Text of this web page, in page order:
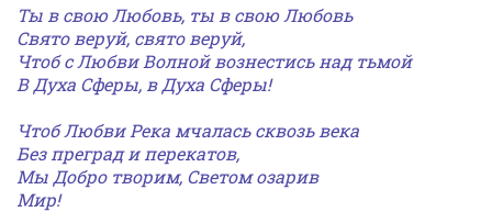
Ты в свою Любовь, ты в свою Любовь
Свято веруй, свято веруй,
Чтоб с Любви Волной вознестись над тьмой
В Духа Сферы, в Духа Сферы!
Чтоб Любви Река мчалась сквозь века
Без преград и перекатов,
Мы Добро творим, Светом озарив
Мир!